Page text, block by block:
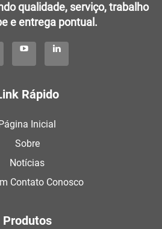
qualidade, serviço, trabalho
e entrega pontual.
Rápido
Inicial
Sobre
Notícias
Contato Conosco
Produtos